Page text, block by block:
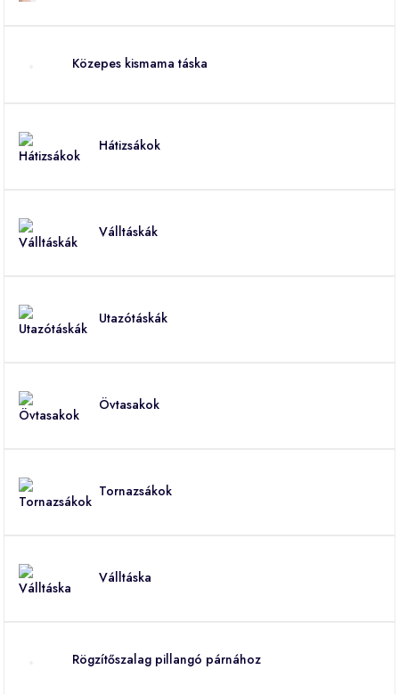
Közepes kismama táska
Hátizsákok
Válltáskák
Utazótáskák
Övtasakok
Tornazsákok
Válltáska
Rögzítőszalag pillangó párnához